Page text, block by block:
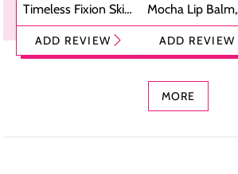
Timeless Fixion Skin
Tint Stick,
Foundation dan
ADD REVIEW
Mocha Lip Balm,
Pelembap Bibir
dengan Aroma
ADD REVIEW
MORE